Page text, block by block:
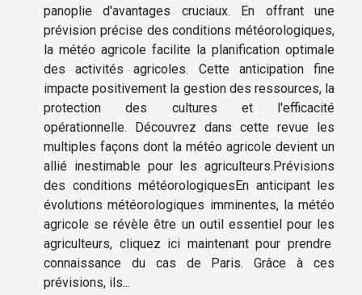
panoplie d'avantages cruciaux. En offrant une
prévision précise des conditions météorologiques,
la météo agricole facilite la planification optimale
des activités agricoles. Cette anticipation fine
impacte positivement la gestion des ressources, la
protection des cultures et l'efficacité
opérationnelle. Découvrez dans cette revue les
multiples façons dont la météo agricole devient un
allié inestimable pour les agriculteurs.Prévisions
des conditions météorologiquesEn anticipant les
évolutions météorologiques imminentes, la météo
agricole se révèle être un outil essentiel pour les
agriculteurs, cliquez ici maintenant pour prendre
connaissance du cas de Paris. Grâce à ces
prévisions, ils...